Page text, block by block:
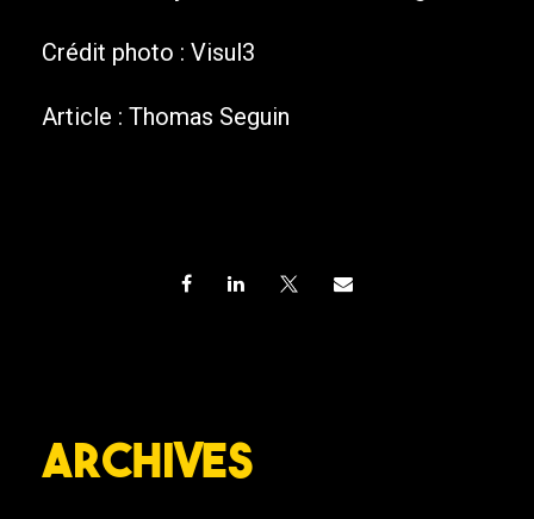
Crédit photo : Visul3
Article : Thomas Seguin
Archives